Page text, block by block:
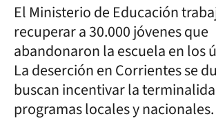
El Ministerio de Educación
recuperar a 30.000 jóvenes que
abandonaron la escuela en los
La deserción en Corrientes se
buscan incentivar la
programas locales y nacionales.